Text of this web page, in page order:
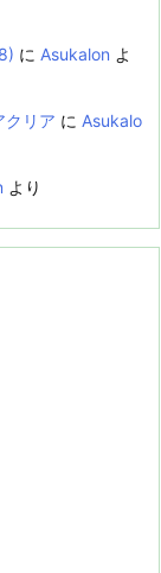
に Asukalon よ
クリア に Asukalo
より